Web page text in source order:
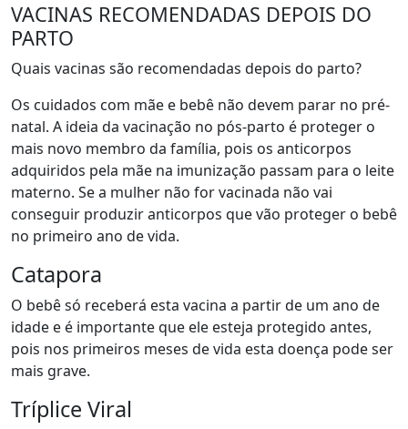
VACINAS RECOMENDADAS DEPOIS DO
PARTO
Quais vacinas são recomendadas depois do parto?
Os cuidados com mãe e bebê não devem parar no pré-
natal. A ideia da vacinação no pós-parto é proteger o
mais novo membro da família, pois os anticorpos
adquiridos pela mãe na imunização passam para o leite
materno. Se a mulher não for vacinada não vai
conseguir produzir anticorpos que vão proteger o bebê
no primeiro ano de vida.
Catapora
O bebê só receberá esta vacina a partir de um ano de
idade e é importante que ele esteja protegido antes,
pois nos primeiros meses de vida esta doença pode ser
mais grave.
Tríplice Viral